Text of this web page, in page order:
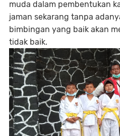
muda dalam pembentukan
jaman sekarang tanpa
bimbingan yang baik akan
tidak baik.